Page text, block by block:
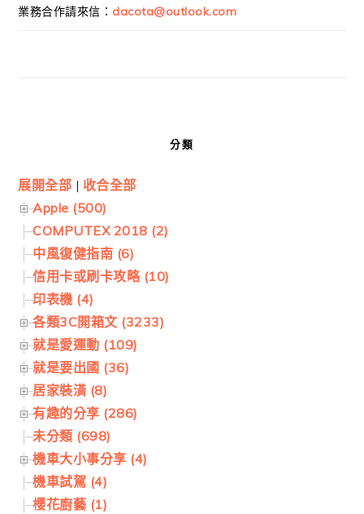
業務合作請來信： dacota@outlook.com
分類
展開全部 | 收合全部
Apple (500)
COMPUTEX 2018 (2)
中風復健指南 (6)
信用卡或刷卡攻略 (10)
印表機 (4)
各類3C開箱文 (3233)
就是愛運動 (109)
就是要出國 (36)
居家裝潢 (8)
有趣的分享 (286)
未分類 (698)
機車大小事分享 (4)
機車試駕 (4)
櫻花廚藝 (1)